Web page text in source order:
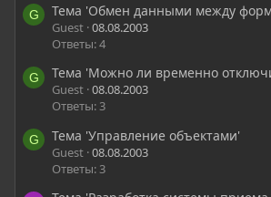
G Тема 'Обмен данными между
Guest 08.08.2003
Ответы: 4
G Тема 'Можно ли временно
Guest 08.08.2003
Ответы: 3
G Тема 'Управление объектами'
Guest 08.08.2003
Ответы: 3